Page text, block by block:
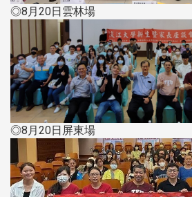
◎8月20日雲林場
◎8月20日屏東場